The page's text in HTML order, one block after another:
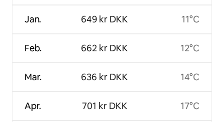
Jan.
Feb.
Mar.
Apr.
649 kr DKK
662 kr DKK
636 kr DKK
701 kr DKK
11°C
12°C
14°C
17°C